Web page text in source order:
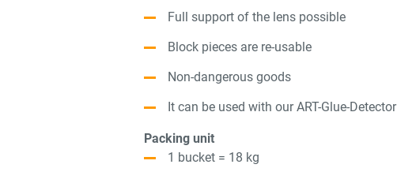
Full support of the lens possible
Block pieces are re-usable
Non-dangerous goods
It can be used with our ART-Glue-Detector
Packing unit
1 bucket = 18 kg